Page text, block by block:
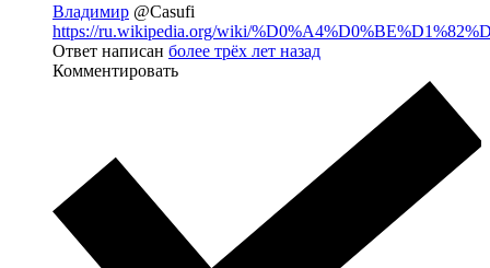
Владимир @Casufi
https://ru.wikipedia.org/wiki/
Ответ написан более трёх лет назад
Комментировать